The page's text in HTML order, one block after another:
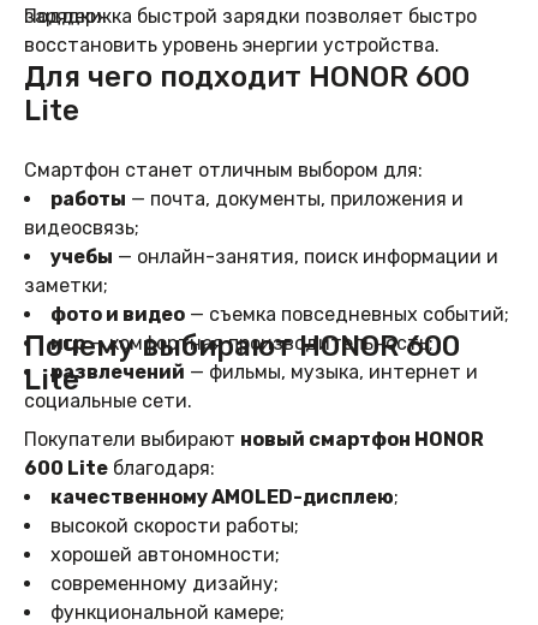
зарядки.
Поддержка быстрой зарядки позволяет быстро
восстановить уровень энергии устройства.
Для чего подходит HONOR 600
Lite
Смартфон станет отличным выбором для:
работы — почта, документы, приложения и
видеосвязь;
учебы — онлайн-занятия, поиск информации и
заметки;
фото и видео — съемка повседневных событий;
игр— комфортная производительность;
развлечений — фильмы, музыка, интернет и
социальные сети.
Почему выбирают HONOR 600
Lite
Покупатели выбирают новый смартфон HONOR
600 Lite благодаря:
качественному AMOLED-дисплею;
высокой скорости работы;
хорошей автономности;
современному дизайну;
функциональной камере;